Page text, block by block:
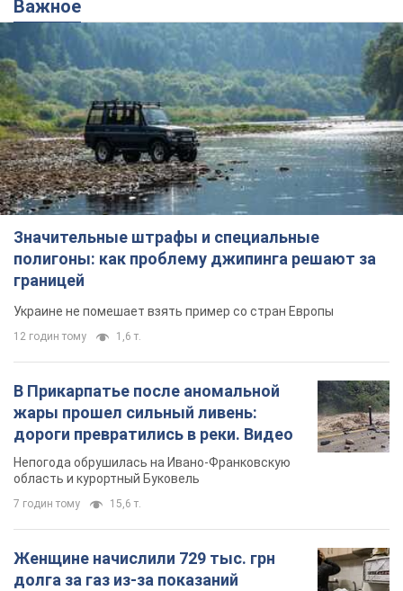
Важное
Значительные штрафы и специальные
полигоны: как проблему джипинга решают за
границей
Украине не помешает взять пример со стран Европы
12 годин тому 1,6 т.
В Прикарпатье после аномальной
жары прошел сильный ливень:
дороги превратились в реки. Видео
Непогода обрушилась на Ивано-Франковскую
область и курортный Буковель
7 годин тому 15,6 т.
Женщине начислили 729 тыс. грн
долга за газ из-за показаний